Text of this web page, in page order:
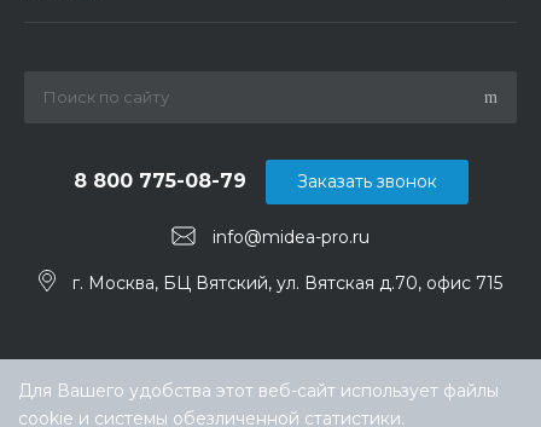
info@midea-pro.ru
8 800 775-08-79
г. Москва, БЦ Вятский, ул. Вятская д.70, офис 715
Заказать звонок
Для Вашего удобства этот веб-сайт использует файлы
cookie и системы обезличенной статистики.